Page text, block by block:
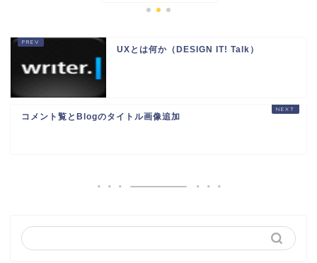
UXとは何か（DESIGN IT! Talk）
コメント覧とBlogのタイトル画像追加